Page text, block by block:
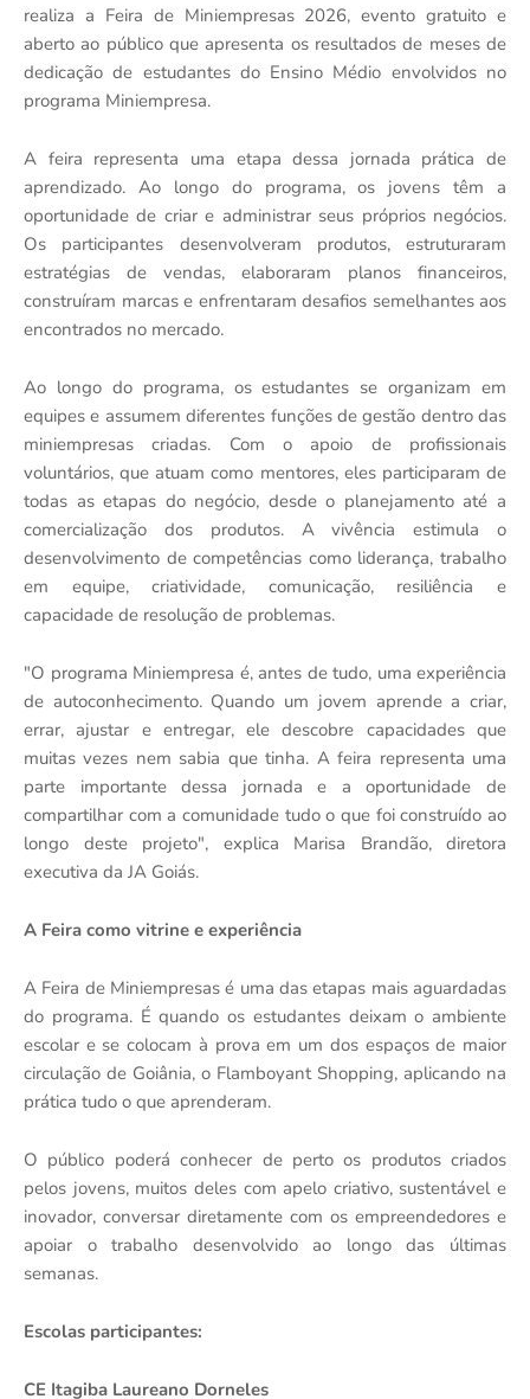
realiza a Feira de Miniempresas 2026, evento gratuito e
aberto ao público que apresenta os resultados de meses de
dedicação de estudantes do Ensino Médio envolvidos no
programa Miniempresa.
A feira representa uma etapa dessa jornada prática de
aprendizado. Ao longo do programa, os jovens têm a
oportunidade de criar e administrar seus próprios negócios.
Os participantes desenvolveram produtos, estruturaram
estratégias de vendas, elaboraram planos financeiros,
construíram marcas e enfrentaram desafios semelhantes aos
encontrados no mercado.
Ao longo do programa, os estudantes se organizam em
equipes e assumem diferentes funções de gestão dentro das
miniempresas criadas. Com o apoio de profissionais
voluntários, que atuam como mentores, eles participaram de
todas as etapas do negócio, desde o planejamento até a
comercialização dos produtos. A vivência estimula o
desenvolvimento de competências como liderança, trabalho
em equipe, criatividade, comunicação, resiliência e
capacidade de resolução de problemas.
"O programa Miniempresa é, antes de tudo, uma experiência
de autoconhecimento. Quando um jovem aprende a criar,
errar, ajustar e entregar, ele descobre capacidades que
muitas vezes nem sabia que tinha. A feira representa uma
parte importante dessa jornada e a oportunidade de
compartilhar com a comunidade tudo o que foi construído ao
longo deste projeto", explica Marisa Brandão, diretora
executiva da JA Goiás.
A Feira como vitrine e experiência
A Feira de Miniempresas é uma das etapas mais aguardadas
do programa. É quando os estudantes deixam o ambiente
escolar e se colocam à prova em um dos espaços de maior
circulação de Goiânia, o Flamboyant Shopping, aplicando na
prática tudo o que aprenderam.
O público poderá conhecer de perto os produtos criados
pelos jovens, muitos deles com apelo criativo, sustentável e
inovador, conversar diretamente com os empreendedores e
apoiar o trabalho desenvolvido ao longo das últimas
semanas.
Escolas participantes:
CE Itagiba Laureano Dorneles